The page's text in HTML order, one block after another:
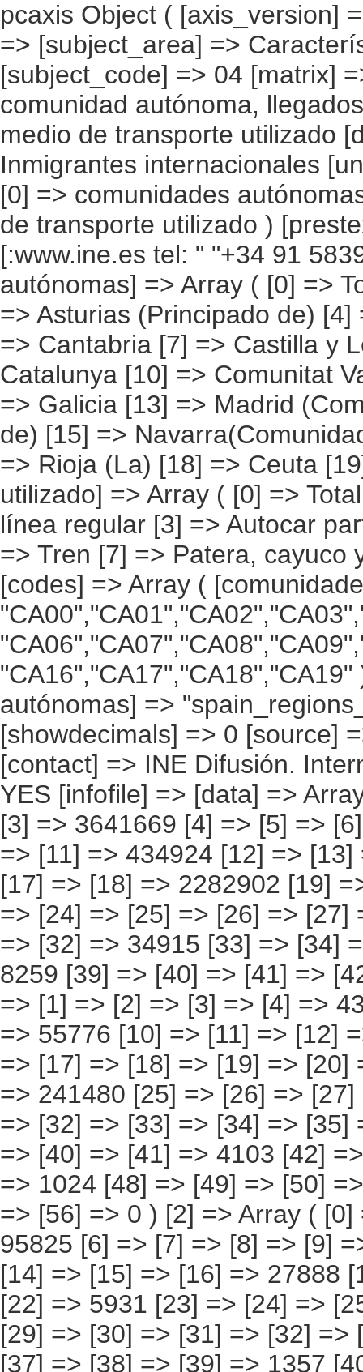
pcaxis Object ( [axis_version] => [creation_date] => 20080709 [note] => [subject_area] => Características de los inmigrantes [subject_code] => 04 [matrix] => 04021 [title] => Inmigrantes por comunidad autónoma, llegados a España después de 1990, según medio de transporte utilizado [description] => [contents] => Inmigrantes internacionales [units] => inmigrantes [stub] => Array ( [0] => comunidades autónomas ) [heading] => Array ( [0] => medio de transporte utilizado ) [prestext] => [values] => Array ( [:www.ine.es tel: " "+34 91 5839100 "; VALUES("comunidades autónomas] => Array ( [0] => Total [1] => Andalucía [2] => Aragón [3] => Asturias (Principado de) [4] => Balears (IIles) [5] => Canarias [6] => Cantabria [7] => Castilla y León [8] => Castilla-La Mancha [9] => Catalunya [10] => Comunitat Valenciana [11] => Extremadura [12] => Galicia [13] => Madrid (Comunidad de) [14] => Murcia(Región de) [15] => Navarra(Comunidad Foral de) [16] => País Vasco [17] => Rioja (La) [18] => Ceuta [19] => Melilla ) [medio de transporte utilizado] => Array ( [0] => Total [1] => Automóvil [2] => Autocar de línea regular [3] => Autocar particular [4] => Avión [5] => Barco [6] => Tren [7] => Patera, cayuco y similares [8] => A pie [9] => Otros ) ) [codes] => Array ( [comunidades autónomas] => "CA00","CA01","CA02","CA03","CA04","CA05", "CA06","CA07","CA08","CA09","CA10","CA11","CA12","CA13","CA14","CA15", "CA16","CA17","CA18","CA19" ) [map] => Array ( [comunidades autónomas] => "spain_regions_img_ind" ) [decimals] => 0 [showdecimals] => 0 [source] => Instituto Nacional de Estadística [contact] => INE Difusión. Internet: www.ine.es/infoine